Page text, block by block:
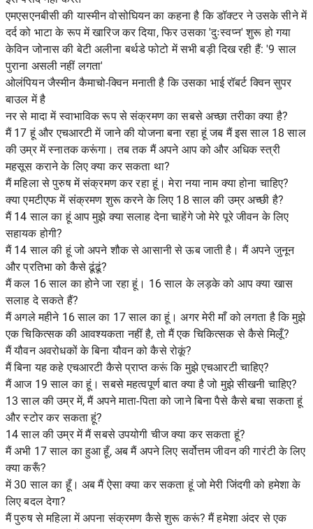
एमएसएनबीसी की यास्मीन वोसोघियन का कहना है कि डॉक्टर ने उसके सीने में
दर्द को भाटा के रूप में खारिज कर दिया, फिर उसका 'दुःस्वप्न' शुरू हो गया
केविन जोनास की बेटी अलीना बर्थडे फोटो में सभी बड़ी दिख रही हैं: '9 साल
पुराना असली नहीं लगता'
ओलंपियन जैस्मीन कैमाचो-क्विन मनाती है कि उसका भाई रॉबर्ट क्विन सुपर
बाउल में है
नर से मादा में स्वाभाविक रूप से संक्रमण का सबसे अच्छा तरीका क्या है?
मैं 17 हूं और एचआरटी में जाने की योजना बना रहा हूं जब मैं इस साल 18 साल
की उम्र में स्नातक करूंगा। तब तक मैं अपने आप को और अधिक स्त्री
महसूस कराने के लिए क्या कर सकता था?
मैं महिला से पुरुष में संक्रमण कर रहा हूं। मेरा नया नाम क्या होना चाहिए?
क्या एमटीएफ में संक्रमण शुरू करने के लिए 18 साल की उम्र अच्छी है?
मैं 14 साल का हूं आप मुझे क्या सलाह देना चाहेंगे जो मेरे पूरे जीवन के लिए
सहायक होगी?
मैं 14 साल की हूं जो अपने शौक से आसानी से ऊब जाती है। मैं अपने जुनून
और प्रतिभा को कैसे ढूंढूं?
मैं कल 16 साल का होने जा रहा हूं। 16 साल के लड़के को आप क्या खास
सलाह दे सकते हैं?
मैं अगले महीने 16 साल का 17 साल का हूं। अगर मेरी माँ को लगता है कि मुझे
एक चिकित्सक की आवश्यकता नहीं है, तो मैं एक चिकित्सक से कैसे मिलूँ?
मैं यौवन अवरोधकों के बिना यौवन को कैसे रोकूं?
मैं बिना यह कहे एचआरटी कैसे प्राप्त करूं कि मुझे एचआरटी चाहिए?
मैं आज 19 साल का हूं। सबसे महत्वपूर्ण बात क्या है जो मुझे सीखनी चाहिए?
13 साल की उम्र में, मैं अपने माता-पिता को जाने बिना पैसे कैसे बचा सकता हूं
और स्टोर कर सकता हूं?
14 साल की उम्र में मैं सबसे उपयोगी चीज क्या कर सकता हूं?
मैं अभी 17 साल का हुआ हूँ, अब मैं अपने लिए सर्वोत्तम जीवन की गारंटी के लिए
क्या करूँ?
में 30 साल का हूँ। अब मैं ऐसा क्या कर सकता हूं जो मेरी जिंदगी को हमेशा के
लिए बदल देगा?
मैं पुरुष से महिला में अपना संक्रमण कैसे शुरू करूं? मैं हमेशा अंदर से एक